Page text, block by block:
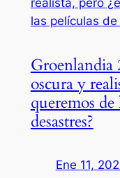
Groenlandia
oscura y
queremos
desastres?
Ene 11,